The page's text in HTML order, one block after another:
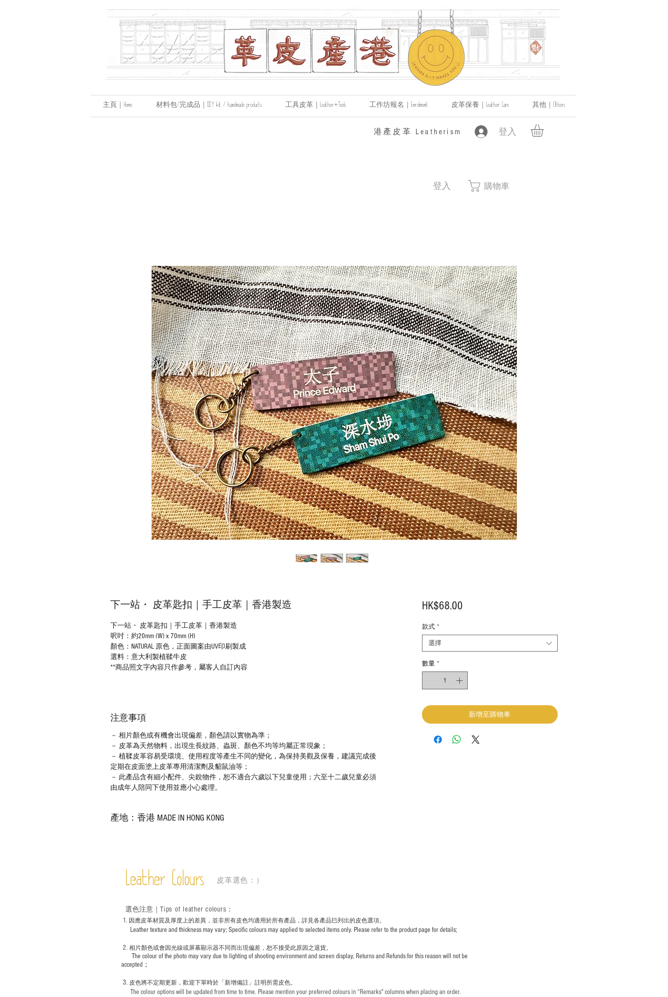
主頁｜Home 材料包/完成品｜DIY kit / handmade products 工具皮革｜Leather+Tools 工作坊報名｜Enrolment 皮革保養｜Leather Care 其他｜Others
登入
​港產皮革 Leatherism
登入 購物車
下一站・ 皮革匙扣｜手工皮革｜香港製造
下一站・ 皮革匙扣｜手工皮革｜香港製造
呎吋：約20mm (W) x 70mm (H)
顏色：NATURAL 原色，正面圖案由UV印刷製成
選料：意大利製植鞣牛皮
**商品照文字內容只作參考，屬客人自訂內容
注意事項
－ 相片顏色或有機會出現偏差，顏色請以實物為準；
－ 皮革為天然物料，出現生長紋路、蟲斑、顏色不均等均屬正常現象；
－ 植鞣皮革容易受環境、使用程度等產生不同的變化，為保持美觀及保養，建議完成後
定期在皮面塗上皮革專用清潔劑及貂鼠油等；
－ 此產品含有細小配件、尖銳物件，恕不適合六歲以下兒童使用；六至十二歲兒童必須
由成年人陪同下使用並應小心處理。
產地：香港 MADE IN HONG KONG
HK$68.00價
款式 *
選擇
數量 *
新增至購物車
Leather Colours 皮革選色：）
1. ​ 因應皮革材質及厚度上的差異，並非所有皮色均適用於所有產品，詳見各產品巳列出的皮色選項。
Leather texture and thickness may vary; Specific colours may applied to selected items only. Please refer to the product page for details;
2. 相片顏色或會因光線或屏幕顯示器不同而出現偏差，恕不接受此原因之退貨。
The colour of the photo may vary due to lighting of shooting environment and screen display, Returns and Refunds for this reason will not be
accepted；
3. 皮色將不定期更新，歡迎下單時於「新增備註」註明 所需皮色。
The colour options will be updated from time to time. Please mention your preferred colours in “Remarks" columns when placing an order.
選色注意｜ Tips of leather colours ：